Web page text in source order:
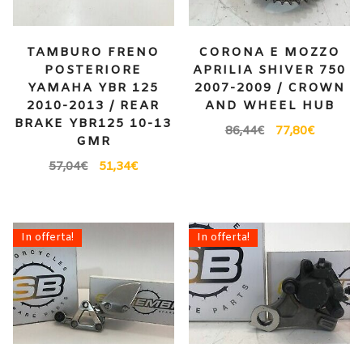
TAMBURO FRENO
POSTERIORE
YAMAHA YBR 125
2010-2013 / REAR
BRAKE YBR125 10-13
GMR
57,04€ 51,34€
CORONA E MOZZO
APRILIA SHIVER 750
2007-2009 / CROWN
AND WHEEL HUB
86,44€ 77,80€
In offerta! In offerta!